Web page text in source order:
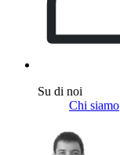
Su di noi
Chi siamo